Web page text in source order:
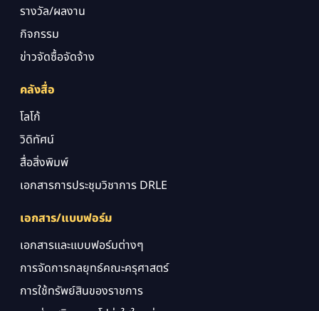
รางวัล/ผลงาน
กิจกรรม
ข่าวจัดซื้อจัดจ้าง
คลังสื่อ
โลโก้
วิดิทัศน์
สื่อสิ่งพิมพ์
เอกสารการประชุมวิชาการ DRLE
เอกสาร/แบบฟอร์ม
เอกสารและแบบฟอร์มต่างๆ
การจัดการกลยุทธ์คณะครุศาสตร์
การใช้ทรัพย์สินของราชการ